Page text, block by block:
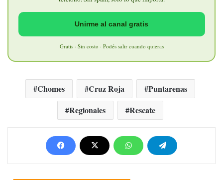
Unirme al canal gratis
Gratis · Sin costo · Podés salir cuando quieras
Chomes Cruz Roja
Puntarenas
Regionales
Rescate